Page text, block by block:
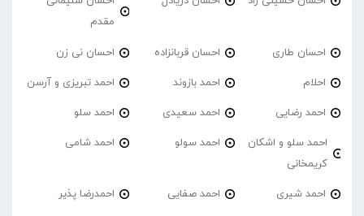
مقدم
احسان طاری احسان قربانزاده احسان نی زن
احلام احمد بازوند احمد تبریزی و آرسن
احمد‌ رضایی احمد سعیدی احمد سلو
احمد سلو و اشکان
کریمخانی
احمد سولو احمد شامی
احمد شیری احمد صفایی احمدرضا پذیر